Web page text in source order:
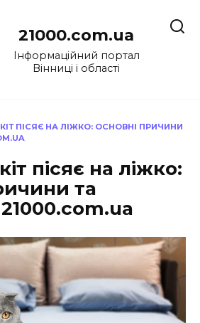
21000.com.ua
Інформаційний портал
Вінниці і області
ПІСЯЄ НА ЛІЖКО: ОСНОВНІ ПРИЧИНИ
пісяє на ліжко:
та